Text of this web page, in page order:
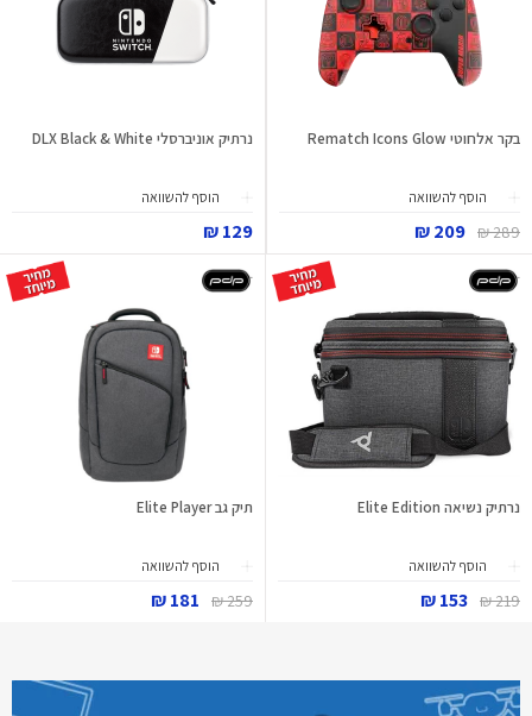
בקר אלחוטי Rematch Icons Glow
הוסף להשוואה
289 ₪
209 ₪
נרתיק אוניברסלי DLX Black & White
הוסף להשוואה
129 ₪
נרתיק נשיאה Elite Edition
הוסף להשוואה
219 ₪
153 ₪
תיק גב Elite Player
הוסף להשוואה
259 ₪
181 ₪